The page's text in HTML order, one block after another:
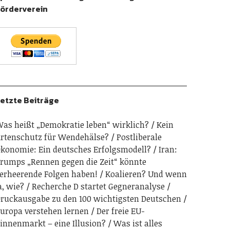
Beiträge
heißt „Demokratie leben“ wirklich?
Kein
für Wendehälse?
Postliberale
Ein deutsches Erfolgsmodell?
Iran:
„Rennen gegen die Zeit“ könnte
Folgen haben!
Koalieren? Und wenn
wie?
Recherche D startet Gegneranalyse
zu den 100 wichtigsten Deutschen
verstehen lernen
Der freie EU-
– eine Illusion?
Was ist alles